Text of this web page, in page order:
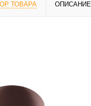
ТОВАРА ОПИСАНИЕ